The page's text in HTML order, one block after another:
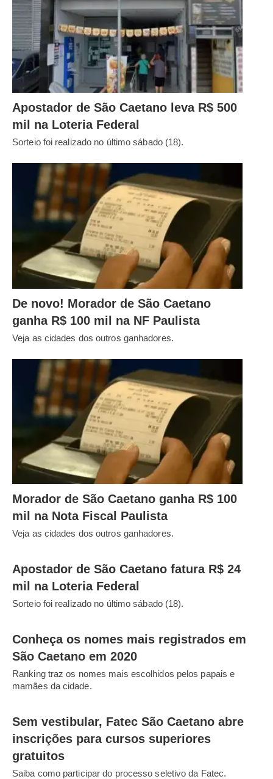
Apostador de São Caetano leva R$ 500
mil na Loteria Federal
Sorteio foi realizado no último sábado (18).
De novo! Morador de São Caetano
ganha R$ 100 mil na NF Paulista
Veja as cidades dos outros ganhadores.
Morador de São Caetano ganha R$ 100
mil na Nota Fiscal Paulista
Veja as cidades dos outros ganhadores.
Apostador de São Caetano fatura R$ 24
mil na Loteria Federal
Sorteio foi realizado no último sábado (18).
Conheça os nomes mais registrados em
São Caetano em 2020
Ranking traz os nomes mais escolhidos pelos papais e
mamães da cidade.
Sem vestibular, Fatec São Caetano abre
inscrições para cursos superiores
gratuitos
Saiba como participar do processo seletivo da Fatec.